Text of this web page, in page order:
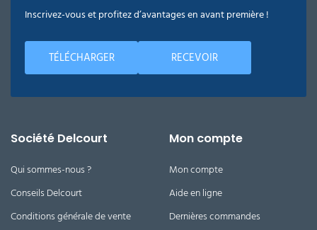
Inscrivez-vous et profitez d’avantages en avant première !
TÉLÉCHARGER RECEVOIR
Société Delcourt
Qui sommes-nous ?
Conseils Delcourt
Conditions générale de vente
Mon compte
Mon compte
Aide en ligne
Dernières commandes